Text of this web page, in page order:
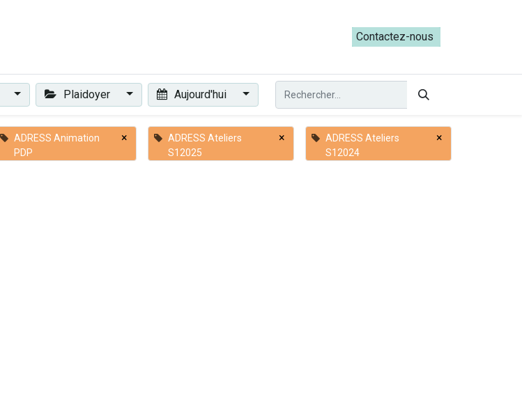
Les ateliers du Parcours ADRESS [mai-juin 2026]
Contactez-nous​​
Plaidoyer Aujourd'hui
ADRESS Animation
PDP
×
ADRESS Ateliers
S12025
×
ADRESS Ateliers
S12024
×